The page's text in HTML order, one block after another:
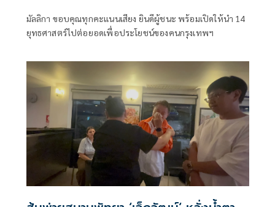
มัลลิกา ขอบคุณทุกคะแนนเสียง ยินดีผู้ชนะ พร้อมเปิดให้นำ 14
ยุทธศาสตร์ไปต่อยอดเพื่อประโยชน์ของคนกรุงเทพฯ